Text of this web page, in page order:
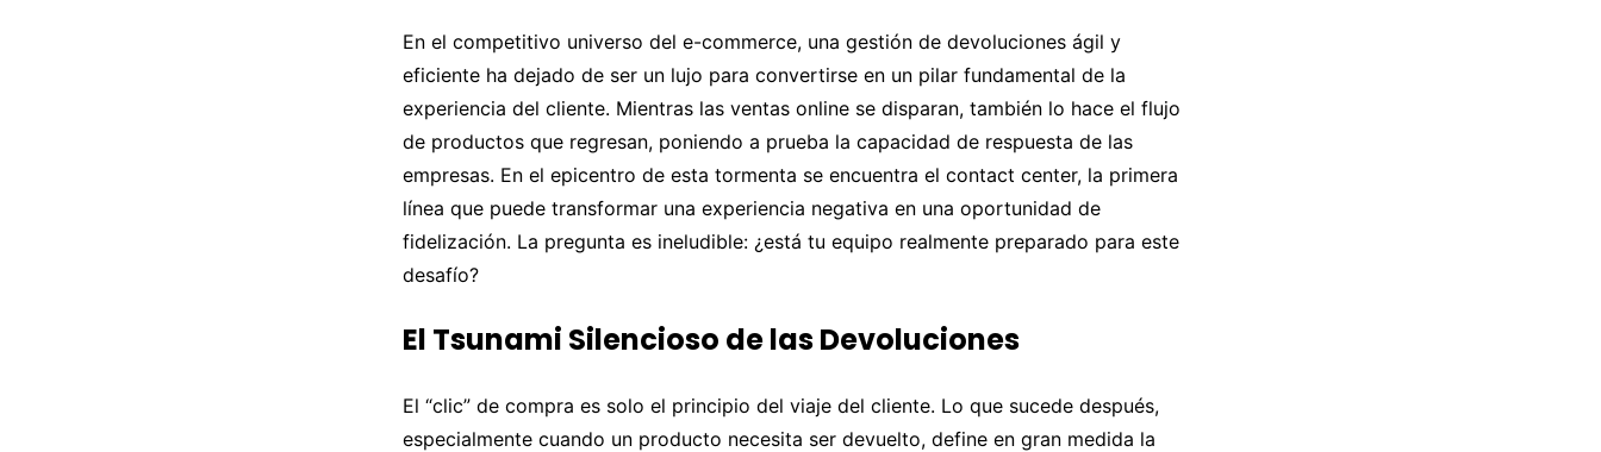
En el competitivo universo del e-commerce, una gestión de devoluciones ágil y
eficiente ha dejado de ser un lujo para convertirse en un pilar fundamental de la
experiencia del cliente. Mientras las ventas online se disparan, también lo hace el flujo
de productos que regresan, poniendo a prueba la capacidad de respuesta de las
empresas. En el epicentro de esta tormenta se encuentra el contact center, la primera
línea que puede transformar una experiencia negativa en una oportunidad de
fidelización. La pregunta es ineludible: ¿está tu equipo realmente preparado para este
desafío?
El Tsunami Silencioso de las Devoluciones
El “clic” de compra es solo el principio del viaje del cliente. Lo que sucede después,
especialmente cuando un producto necesita ser devuelto, define en gran medida la